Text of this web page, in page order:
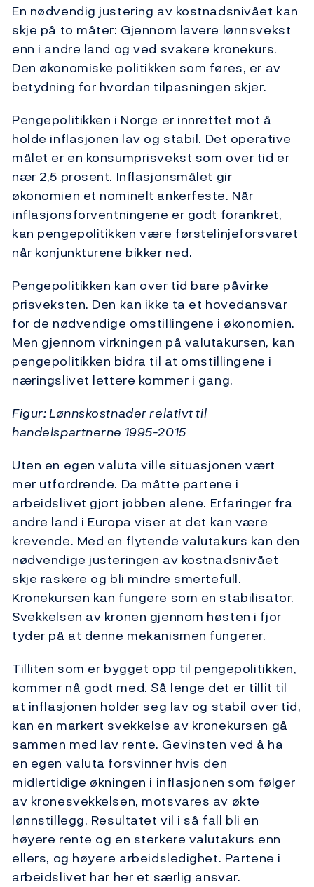
En nødvendig justering av kostnadsnivået kan
skje på to måter: Gjennom lavere lønnsvekst
enn i andre land og ved svakere kronekurs.
Den økonomiske politikken som føres, er av
betydning for hvordan tilpasningen skjer.
Pengepolitikken i Norge er innrettet mot å
holde inflasjonen lav og stabil. Det operative
målet er en konsumprisvekst som over tid er
nær 2,5 prosent. Inflasjonsmålet gir
økonomien et nominelt ankerfeste. Når
inflasjonsforventningene er godt forankret,
kan pengepolitikken være førstelinjeforsvaret
når konjunkturene bikker ned.
Pengepolitikken kan over tid bare påvirke
prisveksten. Den kan ikke ta et hovedansvar
for de nødvendige omstillingene i økonomien.
Men gjennom virkningen på valutakursen, kan
pengepolitikken bidra til at omstillingene i
næringslivet lettere kommer i gang.
Figur: Lønnskostnader relativt til
handelspartnerne 1995-2015
Uten en egen valuta ville situasjonen vært
mer utfordrende. Da måtte partene i
arbeidslivet gjort jobben alene. Erfaringer fra
andre land i Europa viser at det kan være
krevende. Med en flytende valutakurs kan den
nødvendige justeringen av kostnadsnivået
skje raskere og bli mindre smertefull.
Kronekursen kan fungere som en stabilisator.
Svekkelsen av kronen gjennom høsten i fjor
tyder på at denne mekanismen fungerer.
Tilliten som er bygget opp til pengepolitikken,
kommer nå godt med. Så lenge det er tillit til
at inflasjonen holder seg lav og stabil over tid,
kan en markert svekkelse av kronekursen gå
sammen med lav rente. Gevinsten ved å ha
en egen valuta forsvinner hvis den
midlertidige økningen i inflasjonen som følger
av kronesvekkelsen, motsvares av økte
lønnstillegg. Resultatet vil i så fall bli en
høyere rente og en sterkere valutakurs enn
ellers, og høyere arbeidsledighet. Partene i
arbeidslivet har her et særlig ansvar.